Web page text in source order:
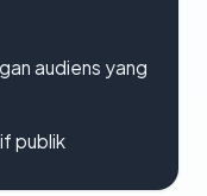
audiens yang
publik